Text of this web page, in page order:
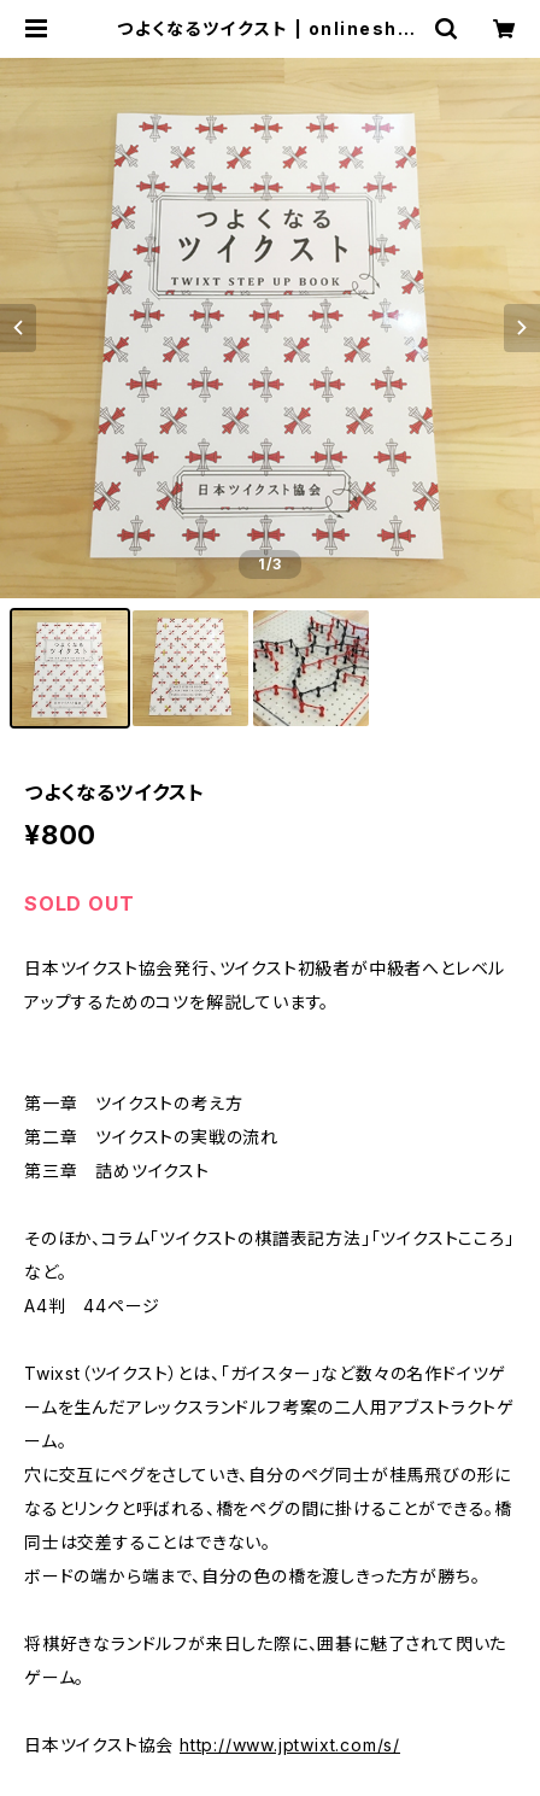
つよくなるツイクスト | onlineshop
1/3
つよくなるツイクスト
¥800
SOLD OUT
日本ツイクスト協会発行、ツイクスト初級者が中級者へとレベル
アップするためのコツを解説しています。
第一章 ツイクストの考え方
第二章 ツイクストの実戦の流れ
第三章 詰めツイクスト
そのほか、コラム「ツイクストの棋譜表記方法」「ツイクストこころ」
など。
A4判 44ページ
Twixst（ツイクスト）とは、「ガイスター」など数々の名作ドイツゲ
ームを生んだアレックスランドルフ考案の二人用アブストラクトゲ
ーム。
穴に交互にペグをさしていき、自分のペグ同士が桂馬飛びの形に
なるとリンクと呼ばれる、橋をペグの間に掛けることができる。橋
同士は交差することはできない。
ボードの端から端まで、自分の色の橋を渡しきった方が勝ち。
将棋好きなランドルフが来日した際に、囲碁に魅了されて閃いた
ゲーム。
日本ツイクスト協会 http://www.jptwixt.com/s/